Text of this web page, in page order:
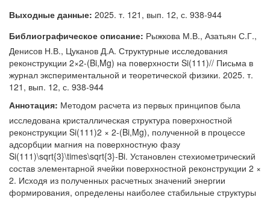
Выходные данные: 2025. т. 121, вып. 12, с. 938-944
Библиографическое описание: Рыжкова М.В., Азатьян С.Г.,
Денисов Н.В., Цуканов Д.А. Структурные исследования
реконструкции 2×2-(Bi,Mg) на поверхности Si(111)// Письма в
журнал экспериментальной и теоретической физики. 2025. т.
121, вып. 12, с. 938-944
Аннотация: Методом расчета из первых принципов была
исследована кристаллическая структура поверхностной
реконструкции Si(111)2 × 2-(Bi,Mg), полученной в процессе
адсорбции магния на поверхностную фазу
Si(111)\sqrt{3}\times\sqrt{3}-Bi. Установлен стехиометрический
состав элементарной ячейки поверхностной реконструкции 2 ×
2. Исходя из полученных расчетных значений энергии
формирования, определены наиболее стабильные структуры